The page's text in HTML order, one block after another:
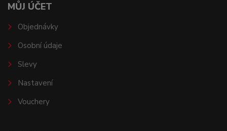
MŮJ ÚČET
Objednávky
Osobní údaje
Slevy
Nastavení
Vouchery